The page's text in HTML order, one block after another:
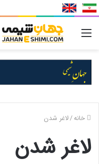
خانه/لاغر شدن
لاغر شدن